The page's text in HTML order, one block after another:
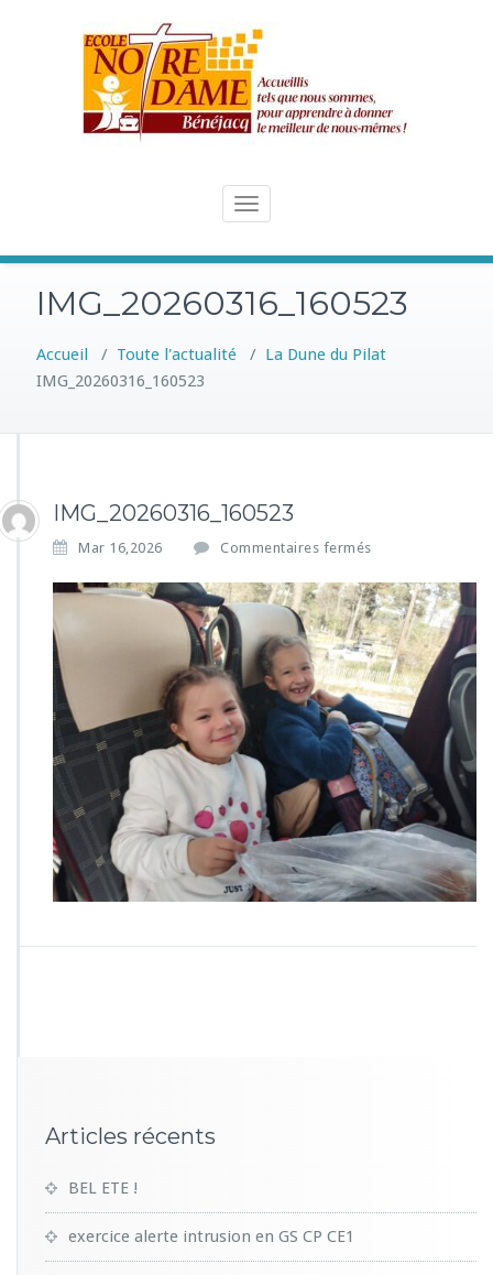
Toggle
IMG_20260316_160523
Accueil / Toute l'actualité / La Dune du Pilat
IMG_20260316_160523
IMG_20260316_160523
Mar 16,2026 Commentaires fermés
r
I
M
G
_
2
0
2
6
0
3
1
_
1
0
Articles récents
BEL ETE !
exercice alerte intrusion en GS CP CE1